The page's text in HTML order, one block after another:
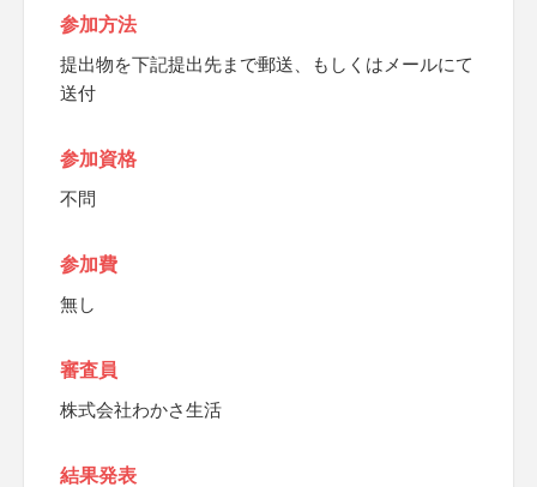
参加方法
提出物を下記提出先まで郵送、もしくはメールにて
送付
参加資格
不問
参加費
無し
審査員
株式会社わかさ生活
結果発表